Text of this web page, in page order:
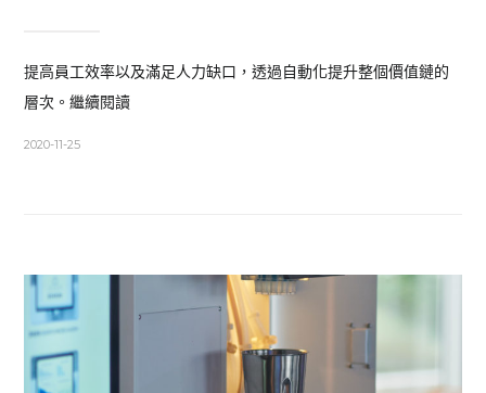
提高員工效率以及滿足人力缺口，透過自動化提升整個價值鏈的
層次。繼續閱讀
2020-11-25